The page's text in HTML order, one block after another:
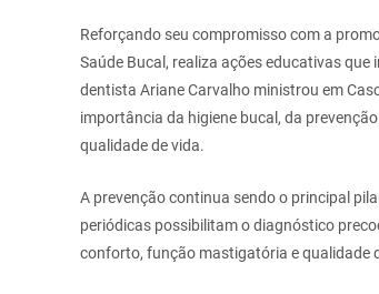
Reforçando seu compromisso com a
Saúde Bucal, realiza ações educativas
dentista Ariane Carvalho ministrou em
importância da higiene bucal, da
qualidade de vida.
A prevenção continua sendo o principal
periódicas possibilitam o diagnóstico
conforto, função mastigatória e qualidade